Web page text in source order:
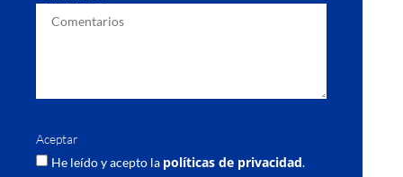
Aceptar
He leído y acepto la políticas de privacidad.